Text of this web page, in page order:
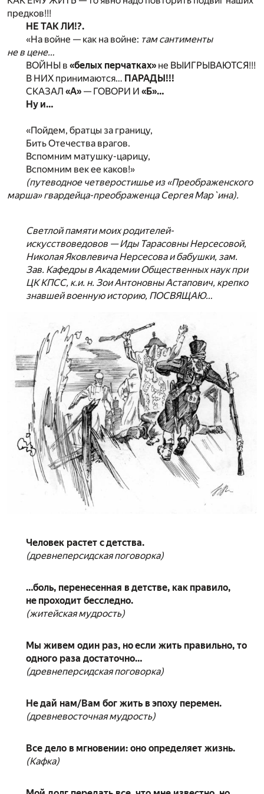
предков!!!
НЕ ТАК ЛИ!?.
«На войне — как на войне: там сантименты
не в цене…
ВОЙНЫ в «белых перчатках» не ВЫИГРЫВАЮТСЯ!!!
В НИХ принимаются… ПАРАДЫ!!!
СКАЗАЛ «А» — ГОВОРИ И «Б»…
Ну и…
«Пойдем, братцы за границу,
Бить Отечества врагов.
Вспомним матушку-царицу,
Вспомним век ее каков!»
(путеводное четверостишье из «Преображенского
марша» гвардейца-преображенца Сергея Мар`ина).
Светлой памяти моих родителей-
искусствоведовов — Иды Тарасовны Нерсесовой,
Николая Яковлевича Нерсесова и бабушки, зам.
Зав. Кафедры в Академии Общественных наук при
ЦК КПСС, к.и. н. Зои Антоновны Астапович, крепко
знавшей военную историю, ПОСВЯЩАЮ…
Человек растет с детства.
(древнеперсидская поговорка)
…боль, перенесенная в детстве, как правило,
не проходит бесследно.
(житейская мудрость)
Мы живем один раз, но если жить правильно, то
одного раза достаточно…
(древнеперсидская поговорка)
Не дай нам/Вам бог жить в эпоху перемен.
(древневосточная мудрость)
Все дело в мгновении: оно определяет жизнь.
(Кафка)